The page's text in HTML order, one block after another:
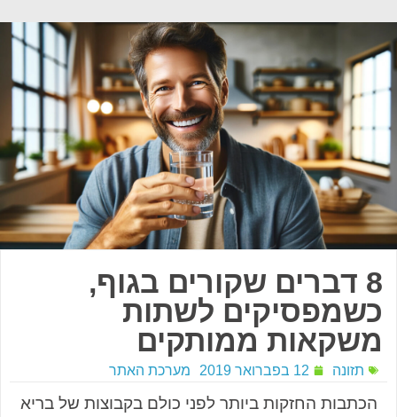
8 דברים שקורים בגוף,
כשמפסיקים לשתות
משקאות ממותקים
תזונה 12 בפברואר 2019 מערכת האתר
הכתבות החזקות ביותר לפני כולם בקבוצות של בריא